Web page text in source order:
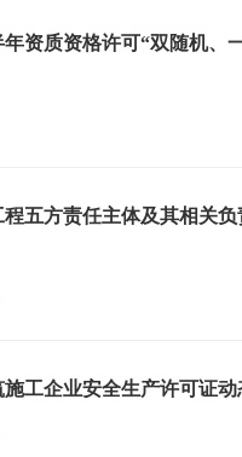
资质资格许可“双随机、
五方责任主体及其相关
工企业安全生产许可证